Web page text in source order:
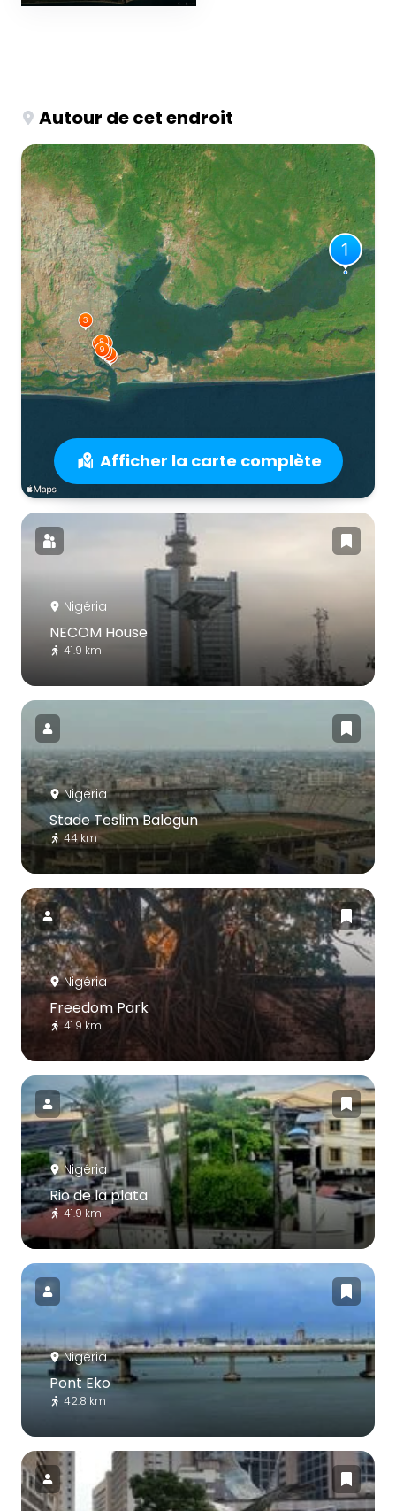
Autour de cet endroit
Afficher la carte complète
Nigéria
NECOM House
41.9 km
Nigéria
Stade Teslim Balogun
44 km
Nigéria
Freedom Park
41.9 km
Nigéria
Rio de la plata
41.9 km
Nigéria
Pont Eko
42.8 km